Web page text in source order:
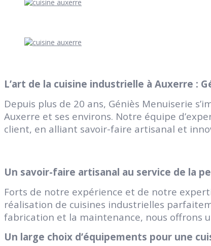
L’art de la cuisine industrielle à Auxerre :
Depuis plus de 20 ans, Géniès Menuiserie
Auxerre et ses environs. Notre équipe
client, en alliant savoir-faire artisanal et
Un savoir-faire artisanal au service de la
Forts de notre expérience et de notre
réalisation de cuisines industrielles
fabrication et la maintenance, nous offrons
Un large choix d’équipements pour une